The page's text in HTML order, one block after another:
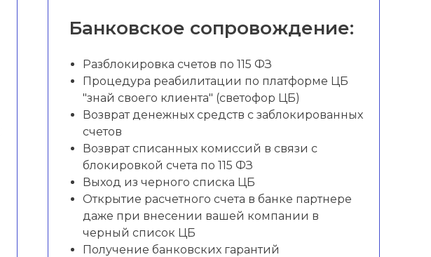
Банковское сопровождение:
Разблокировка счетов по 115 ФЗ
Процедура реабилитации по платформе ЦБ
"знай своего клиента" (светофор ЦБ)
Возврат денежных средств с заблокированных
счетов
Возврат списанных комиссий в связи с
блокировкой счета по 115 ФЗ
Выход из черного списка ЦБ
Открытие расчетного счета в банке партнере
даже при внесении вашей компании в
черный список ЦБ
Получение банковских гарантий